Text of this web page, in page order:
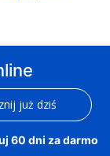
już dziś
60 dni za darmo